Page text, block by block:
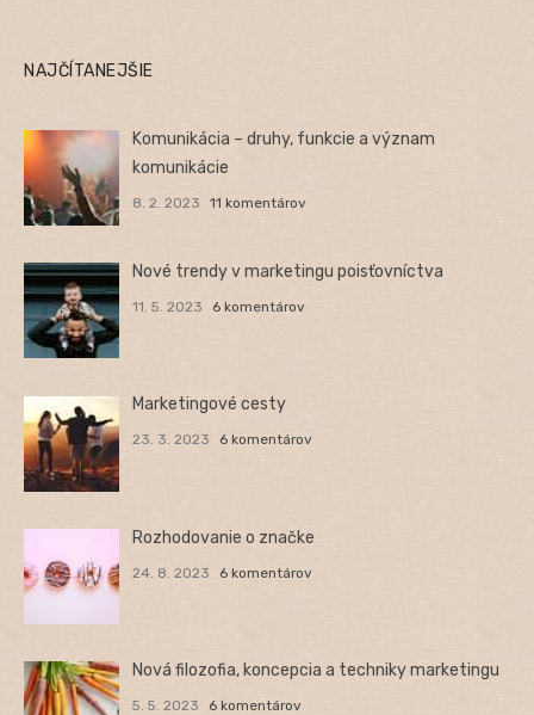
NAJČÍTANEJŠIE
Komunikácia – druhy, funkcie a význam
komunikácie
8. 2. 2023 11 komentárov
Nové trendy v marketingu poisťovníctva
11. 5. 2023 6 komentárov
Marketingové cesty
23. 3. 2023 6 komentárov
Rozhodovanie o značke
24. 8. 2023 6 komentárov
Nová filozofia, koncepcia a techniky marketingu
5. 5. 2023 6 komentárov